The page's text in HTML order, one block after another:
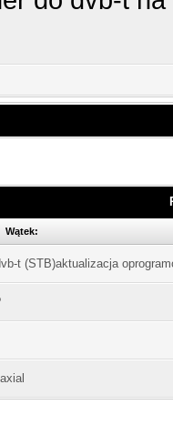
Wątek:
t (STB)aktualizacja